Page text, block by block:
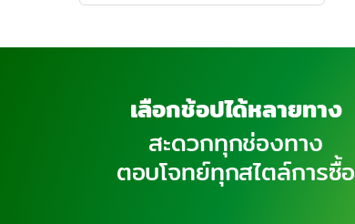
เลือกช้อปได้หลายทาง
สะดวกทุกช่องทาง
ตอบโจทย์ทุกสไตล์การซื้อ